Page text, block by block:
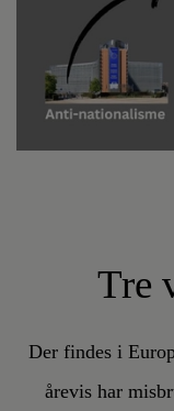
Tre
Der findes i
årevis har